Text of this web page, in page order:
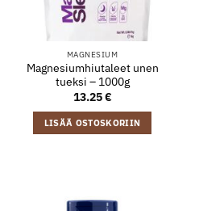
MAGNESIUM
Magnesiumhiutaleet unen
tueksi – 1000g
13.25€
LISÄÄ OSTOSKORIIN